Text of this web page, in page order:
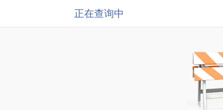
正在查询中